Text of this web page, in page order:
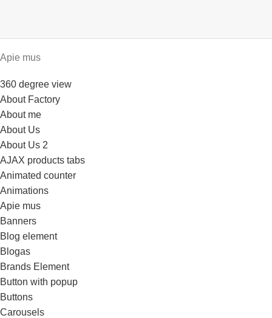
Apie mus
360 degree view
About Factory
About me
About Us
About Us 2
AJAX products tabs
Animated counter
Animations
Apie mus
Banners
Blog element
Blogas
Brands Element
Button with popup
Buttons
Carousels